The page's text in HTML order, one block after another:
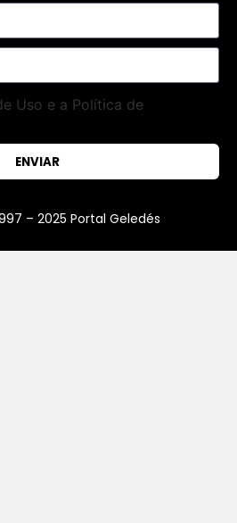
Uso e a Política de
ENVIAR
– 2025 Portal Geledés